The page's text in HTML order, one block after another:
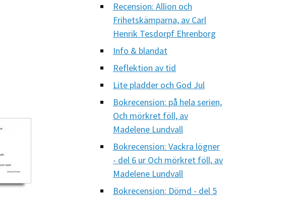
Recension: Allion och
Frihetskämparna, av Carl
Henrik Tesdorpf Ehrenborg
Info & blandat
Reflektion av tid
Lite pladder och God Jul
Bokrecension: på hela serien,
Och mörkret föll, av
Madelene Lundvall
Bokrecension: Vackra lögner
- del 6 ur Och mörkret föll, av
Madelene Lundvall
Bokrecension: Dömd - del 5